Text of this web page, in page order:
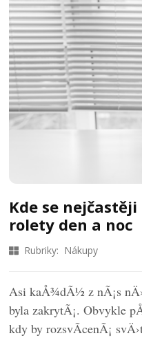
Kde se
rolety den a noc
Rubriky: Nákupy
Asi kaÅ¾dÃ½ z nÃ¡s
byla zakrytÃ¡. Obvykle
kdy by rozsvÃ­cenÃ¡